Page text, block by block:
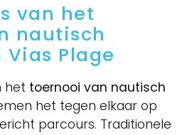
van het
nautisch
Plage
het toernooi van nautisch
het tegen elkaar op
parcours. Traditionele